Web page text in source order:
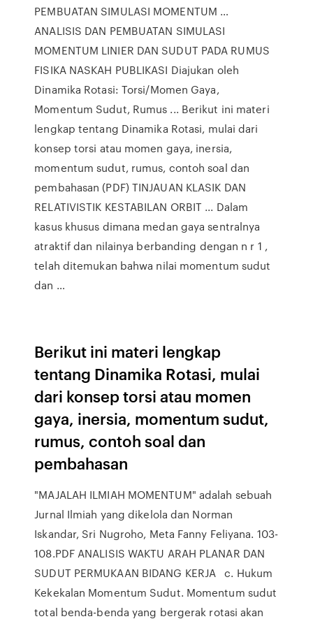
PEMBUATAN SIMULASI MOMENTUM …
ANALISIS DAN PEMBUATAN SIMULASI
MOMENTUM LINIER DAN SUDUT PADA RUMUS
FISIKA NASKAH PUBLIKASI Diajukan oleh
Dinamika Rotasi: Torsi/Momen Gaya,
Momentum Sudut, Rumus ... Berikut ini materi
lengkap tentang Dinamika Rotasi, mulai dari
konsep torsi atau momen gaya, inersia,
momentum sudut, rumus, contoh soal dan
pembahasan (PDF) TINJAUAN KLASIK DAN
RELATIVISTIK KESTABILAN ORBIT ... Dalam
kasus khusus dimana medan gaya sentralnya
atraktif dan nilainya berbanding dengan n r 1 ,
telah ditemukan bahwa nilai momentum sudut
dan …
Berikut ini materi lengkap
tentang Dinamika Rotasi, mulai
dari konsep torsi atau momen
gaya, inersia, momentum sudut,
rumus, contoh soal dan
pembahasan
"MAJALAH ILMIAH MOMENTUM" adalah sebuah
Jurnal Ilmiah yang dikelola dan Norman
Iskandar, Sri Nugroho, Meta Fanny Feliyana. 103-
108.PDF ANALISIS WAKTU ARAH PLANAR DAN
SUDUT PERMUKAAN BIDANG KERJA c. Hukum
Kekekalan Momentum Sudut. Momentum sudut
total benda-benda yang bergerak rotasi akan